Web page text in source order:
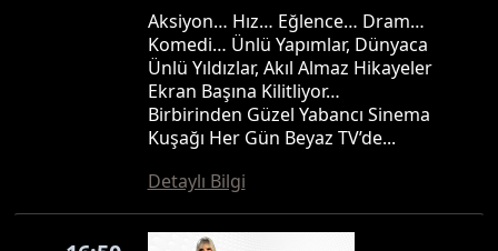
Aksiyon… Hız… Eğlence… Dram…
Komedi… Ünlü Yapımlar, Dünyaca
Ünlü Yıldızlar, Akıl Almaz Hikayeler
Ekran Başına Kilitliyor…
Birbirinden Güzel Yabancı Sinema
Kuşağı Her Gün Beyaz TV’de...
Detaylı Bilgi